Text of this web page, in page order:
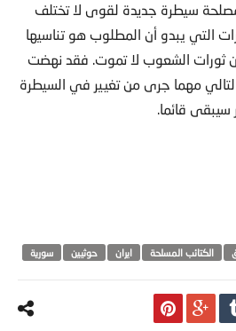
سيطرة جديدة لقوى لا تختلف
التي يبدو أن المطلوب هو تناسيها
ثورات الشعوب لا تموت. فقد نهضت
مهما جرى من تغيير في السيطرة
سيبقى قائما.
الكتائب المسلحة ايران حوثيين سورية